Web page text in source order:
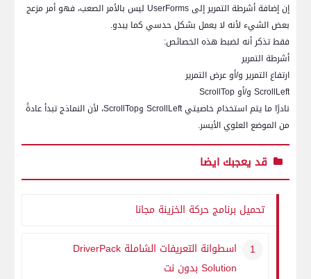
إن إضافة أشرطة التمرير إلىUserForms ليس بالأمر الصعب، فهو أمر مزعج
بعض الشيء لأنه لا يعمل بشكل حدسي كما يبدو.
فقط تذكر أنه لضبط هذه الخصائص:
أشرطة التمرير
ارتفاع التمرير و/أو عرض التمرير
ScrollLeft و/أوScrollTop
نادرًا ما يتم استخدام خاصيتيScrollLeft وScrollTop، لأن النماذج تبدأ عادةً
من الموضع العلوي الأيسر.
قد يعجبك ايضا
تحميل برنامج حركة الخزينة مجانا
اسطوانة التعريفات الشاملة DriverPack
Solution بدون نت